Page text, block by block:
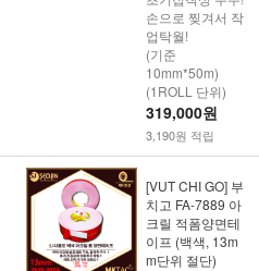
손으로 찢겨서 작
업탁월!
(기준
10mm*50m)
(1ROLL 단위)
319,000원
3,190원 적립
[VUT CHI GO] 부
치고 FA-7889 아
크릴 적폼양면테
이프 (백색, 13m
m단위 절단)